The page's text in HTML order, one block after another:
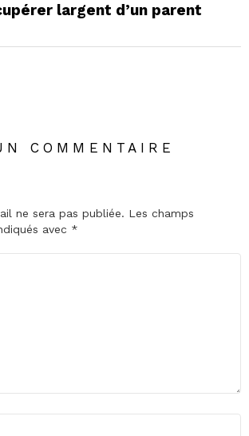
largent d’un parent
COMMENTAIRE
ne sera pas publiée. Les champs
avec *